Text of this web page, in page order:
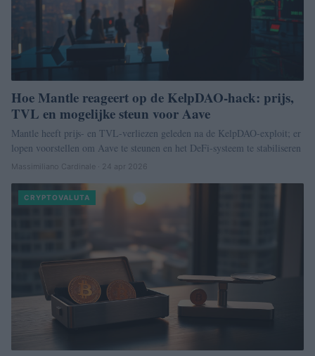
Hoe Mantle reageert op de KelpDAO-hack: prijs,
TVL en mogelijke steun voor Aave
Mantle heeft prijs- en TVL-verliezen geleden na de KelpDAO-exploit; er
lopen voorstellen om Aave te steunen en het DeFi-systeem te stabiliseren
Massimiliano Cardinale · 24 apr 2026
CRYPTOVALUTA